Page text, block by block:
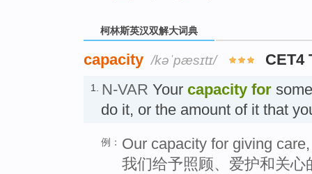
柯林斯英汉双解大词典
capacity /kəˈpæsɪtɪ/ CET4
1. N-VAR Your capacity for
do it, or the amount of it that
例： Our capacity for giving
我们给予照顾、爱护和关心